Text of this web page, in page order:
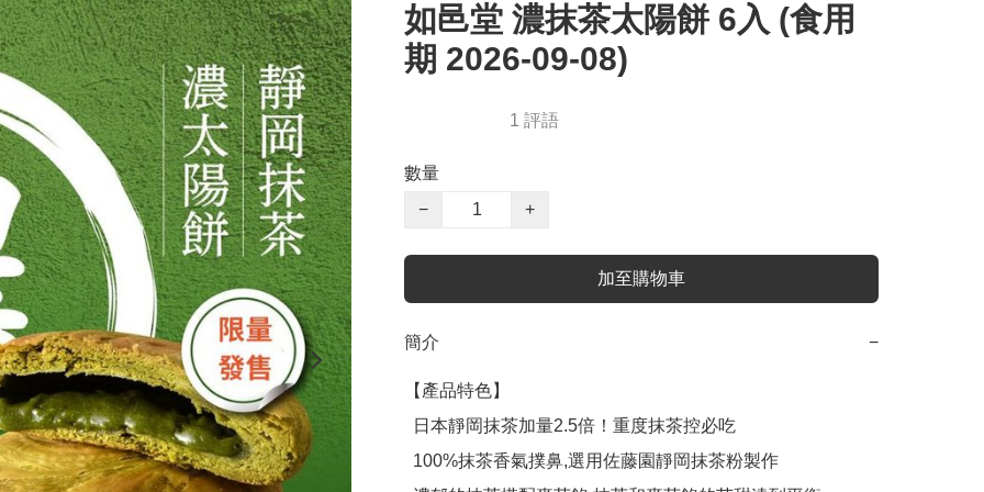
如邑堂 濃抹茶太陽餅 6入 (食用
期 2026-09-08)
1 評語
數量
−
+
加至購物車
簡介 −
【產品特色】